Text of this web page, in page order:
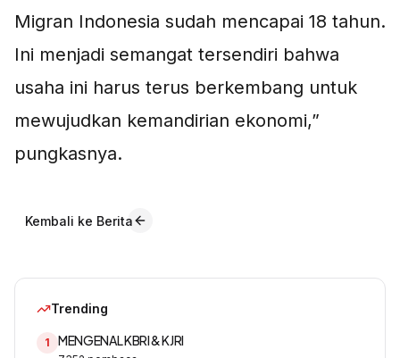
Migran Indonesia sudah mencapai 18 tahun.
Ini menjadi semangat tersendiri bahwa
usaha ini harus terus berkembang untuk
mewujudkan kemandirian ekonomi,”
pungkasnya.
Kembali ke Berita
Trending
1 MENGENAL KBRI & KJRI